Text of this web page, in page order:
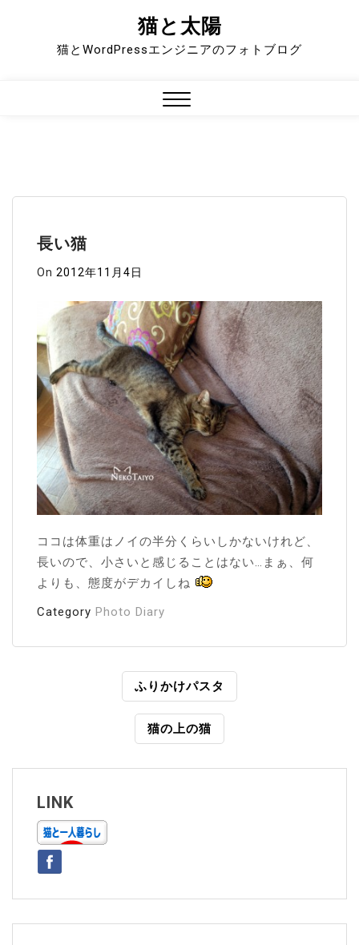
猫と太陽
猫とWordPressエンジニアのフォトブログ
長い猫
On 2012年11月4日
ココは体重はノイの半分くらいしかないけれど、
長いので、小さいと感じることはない…まぁ、何
よりも、態度がデカイしね
Category Photo Diary
ビ
ゲ
ー
シ
ョ
ン
ふりかけパスタ
猫の上の猫
LINK